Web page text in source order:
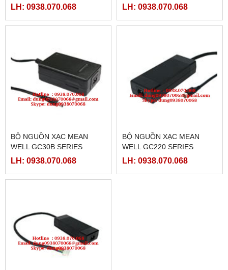
LH: 0938.070.068 LH: 0938.070.068
BỘ NGUỒN XẠC MEAN
WELL GC30B SERIES
LH: 0938.070.068
BỘ NGUỒN XẠC MEAN
WELL GC220 SERIES
LH: 0938.070.068